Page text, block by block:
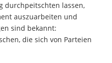
durchpeitschten lassen,
auszuarbeiten und
sind bekannt:
die sich von Parteien